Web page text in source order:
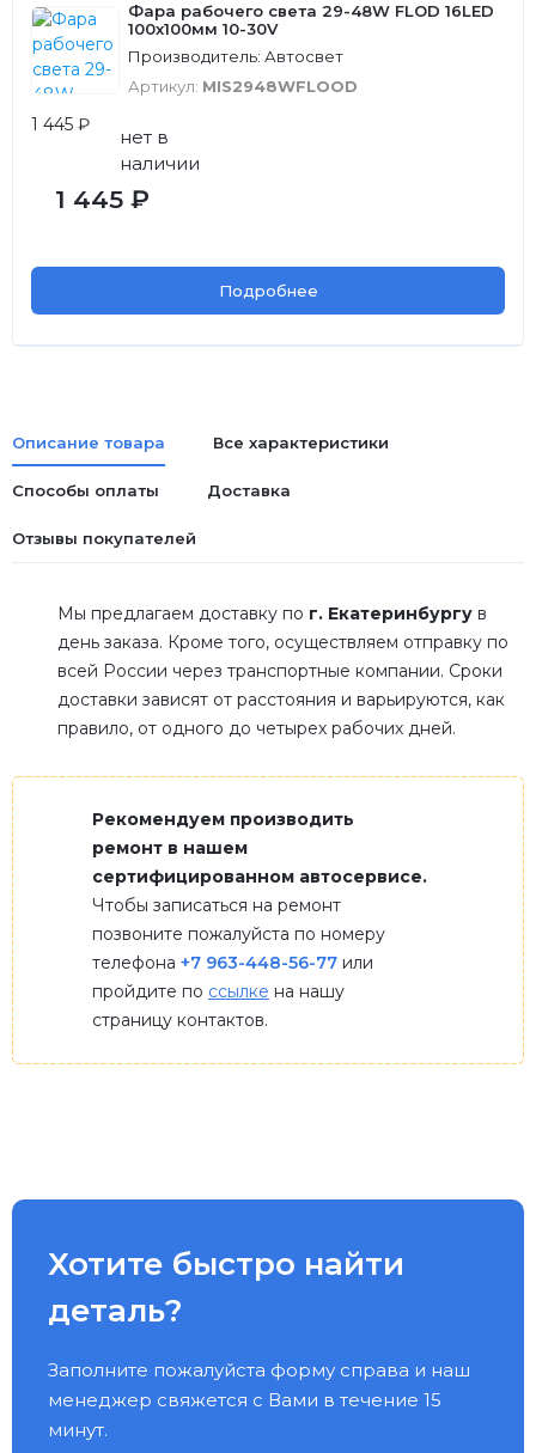
Фара рабочего света 29-48W FLOD 16LED
100х100мм 10-30V
Производитель: Автосвет
Артикул: MIS2948WFLOOD
1 445 ₽
нет в
наличии
1 445 ₽
Подробнее
Описание товара Все характеристики
Способы оплаты Доставка
Отзывы покупателей
Мы предлагаем доставку по г. Екатеринбургу в
день заказа. Кроме того, осуществляем отправку по
всей России через транспортные компании. Сроки
доставки зависят от расстояния и варьируются, как
правило, от одного до четырех рабочих дней.
Рекомендуем производить
ремонт в нашем
сертифицированном автосервисе.
Чтобы записаться на ремонт
позвоните пожалуйста по номеру
телефона +7 963-448-56-77 или
пройдите по ссылке на нашу
страницу контактов.
Хотите быстро найти
деталь?
Заполните пожалуйста форму справа и наш
менеджер свяжется с Вами в течение 15
минут.